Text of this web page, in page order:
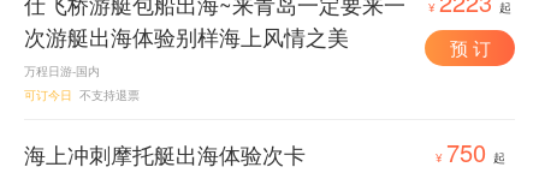
次游艇出海体验别样海上风情之美
万程日游-国内
可订今日 不支持退票
¥ 起
预 订
海上冲刺摩托艇出海体验次卡 ¥ 750 起